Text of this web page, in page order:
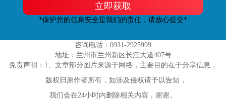
立即获取
*保护您的信息安全是我们的责任，请放心提交*
咨询电话：0931-2925999
地址：兰州市兰州新区长江大道407号
免责声明：1、文章部分图片来源于网络，主要目的在于分享信息，
版权归原作者所有，如涉及侵权请予以告知，
我们会在24小时内删除相关内容，谢谢。